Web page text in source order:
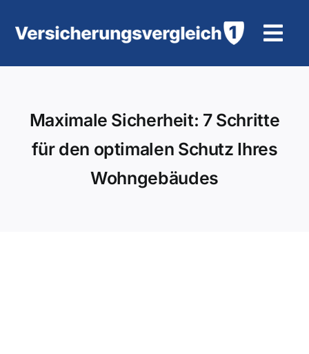
Inhalt
KFZ-Versicherung
Maximale Sicherheit: 7 Schritte
für den optimalen Schutz Ihres
Wohngebäudes